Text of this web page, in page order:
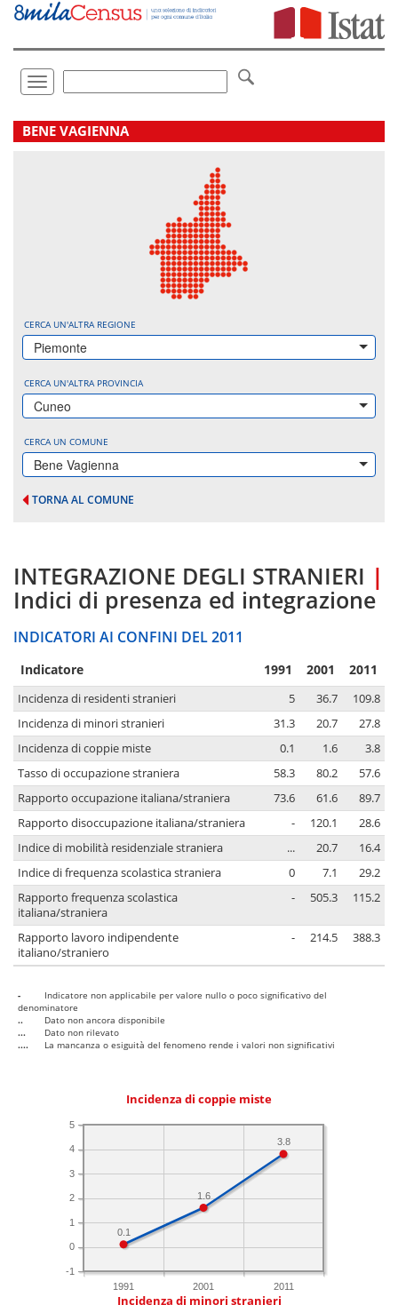
Vai
direttamente
Toggle
navigation
.
BENE VAGIENNA
CERCA UN'ALTRA REGIONE
Piemonte
CERCA UN'ALTRA PROVINCIA
Cuneo
CERCA UN COMUNE
Bene Vagienna
TORNA AL COMUNE
INTEGRAZIONE DEGLI STRANIERI |
Indici di presenza ed integrazione
INDICATORI AI CONFINI DEL 2011
Indicatore 1991 2001 2011
Incidenza di residenti stranieri 5 36.7
109.8
Incidenza di minori stranieri
31.3 20.7
27.8
Incidenza di coppie miste
0.1 1.6
3.8
Tasso di occupazione straniera
58.3 80.2
57.6
Rapporto occupazione italiana/straniera
73.6 61.6
89.7
Rapporto disoccupazione italiana/straniera
- 120.1
28.6
Indice di mobilità residenziale straniera
... 20.7
16.4
Indice di frequenza scolastica straniera
0 7.1
29.2
Rapporto frequenza scolastica
italiana/straniera
- 505.3 115.2
Rapporto lavoro indipendente
italiano/straniero
- 214.5 388.3
-
Indicatore non applicabile per valore nullo o poco significativo del
denominatore
..
Dato non ancora disponibile
...
Dato non rilevato
....
La mancanza o esiguità del fenomeno rende i valori non significativi
Incidenza di coppie miste
1991 2001 2011
-1
0
1
2
3
4
5
3.8
1.6
0.1
Incidenza di minori stranieri